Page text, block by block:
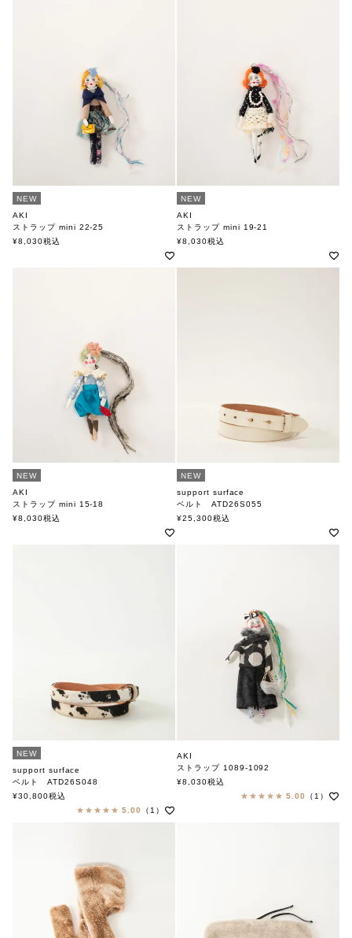
NEW
AKI
ストラップ mini 22-25
アキ
¥8,030税込
NEW
AKI
ストラップ mini 19-21
アキ
¥8,030税込
NEW
AKI
ストラップ mini 15-18
アキ
¥8,030税込
NEW
support surface
ベルト ATD26S055
サポートサーフェス
¥25,300税込
NEW
support surface
ベルト ATD26S048
サポートサーフェス
¥30,800税込
5.00
（1）
AKI
ストラップ 1089-1092
アキ
¥8,030税込
5.00
（1）